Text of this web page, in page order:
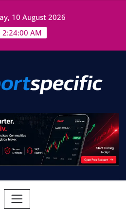
10 August 2026
2:24:01 AM